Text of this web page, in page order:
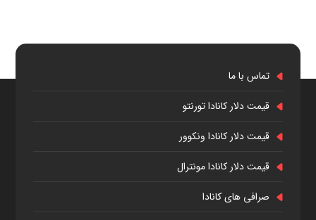
تماس با ما
قیمت دلار کانادا تورنتو
قیمت دلار کانادا ونکوور
قیمت دلار کانادا مونترال
صرافی های کانادا